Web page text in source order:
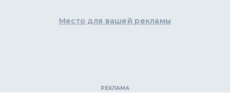
Место для вашей рекламы